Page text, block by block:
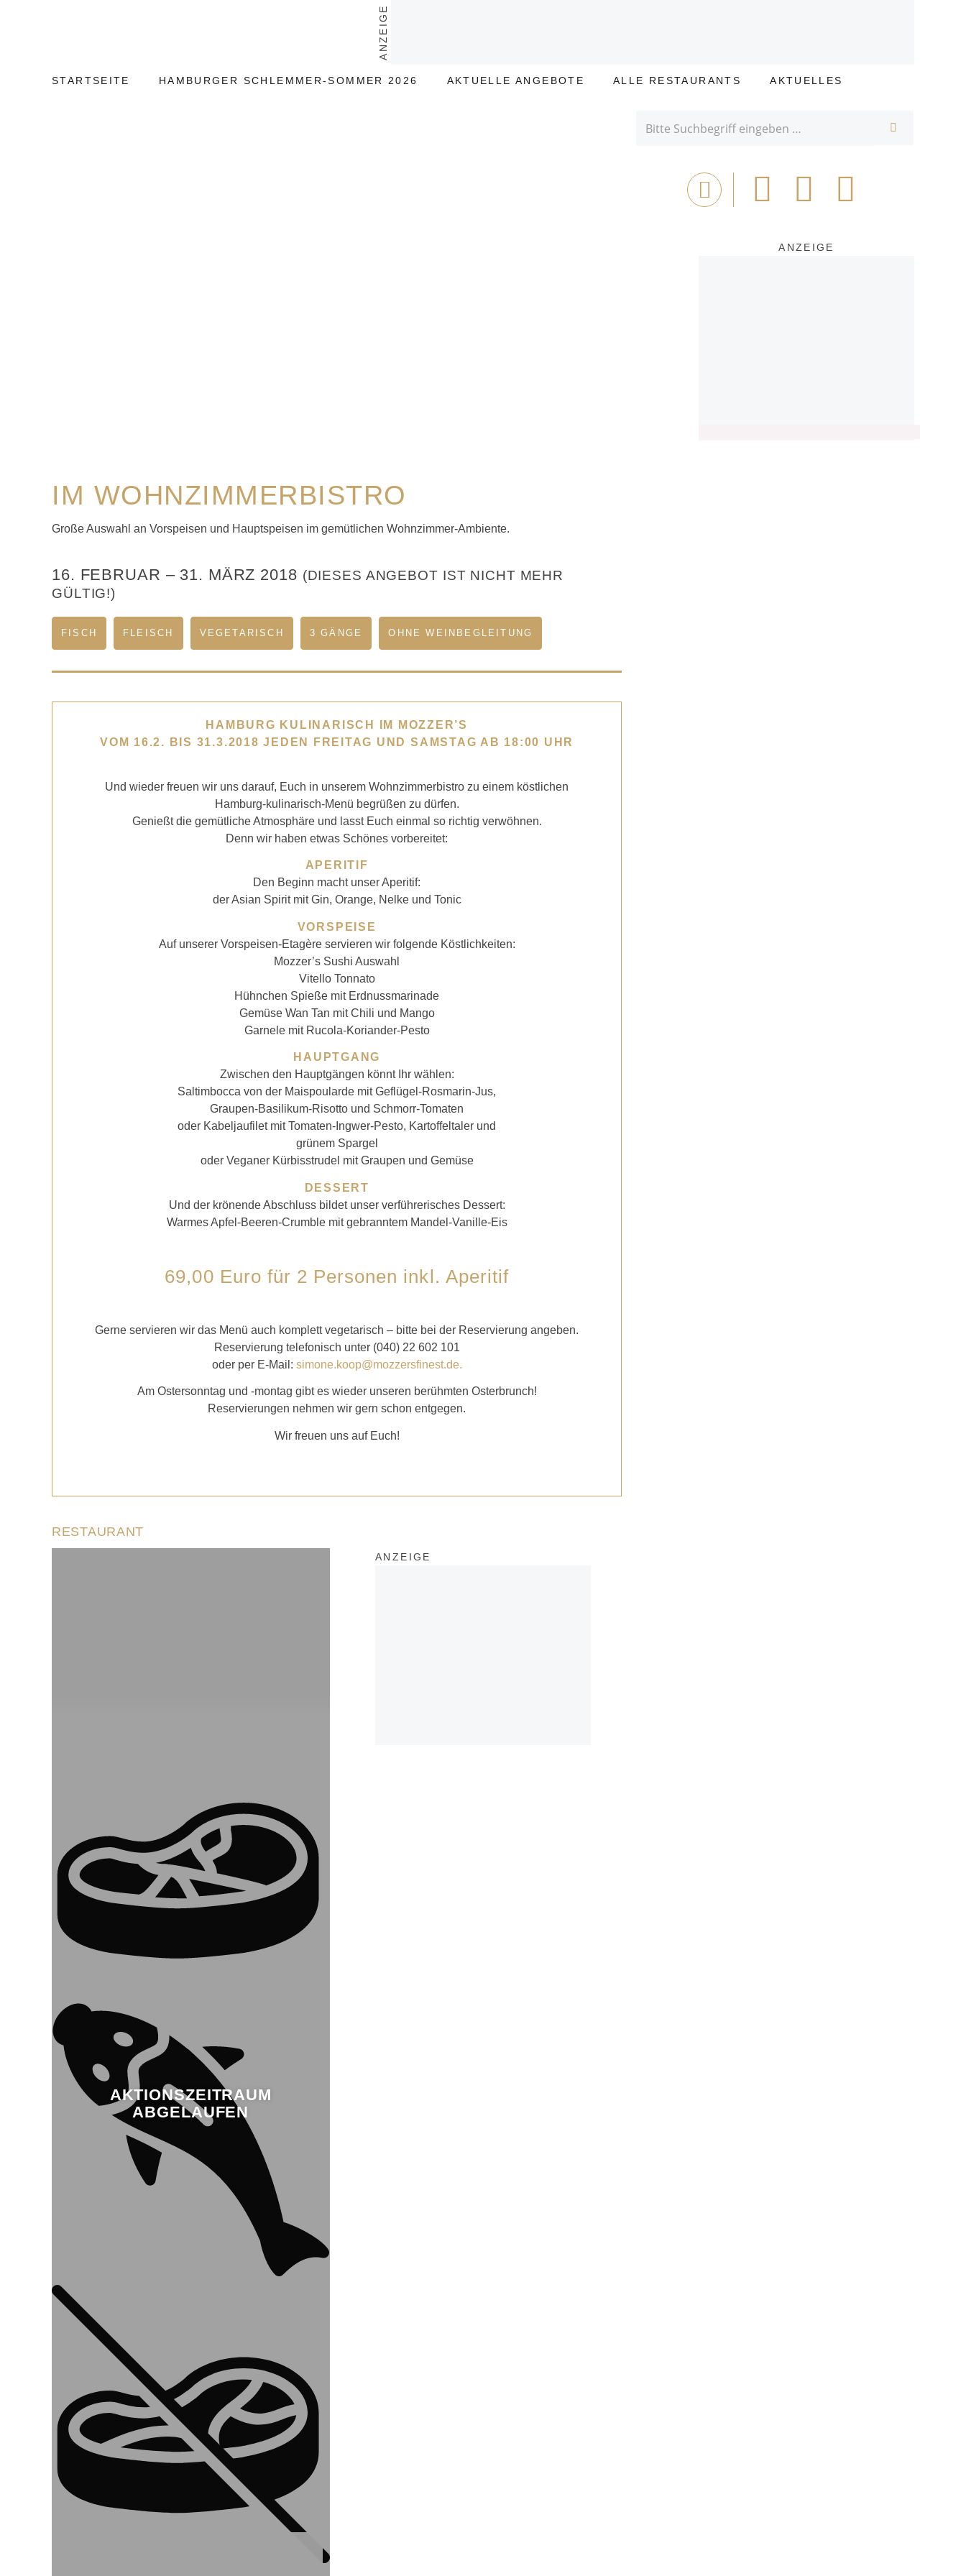
ANZEIGE
STARTSEITE HAMBURGER SCHLEMMER-SOMMER 2026 AKTUELLE ANGEBOTE ALLE RESTAURANTS AKTUELLES
IM WOHNZIMMERBISTRO
Große Auswahl an Vorspeisen und Hauptspeisen im gemütlichen Wohnzimmer-Ambiente.
16. FEBRUAR – 31. MÄRZ 2018 (DIESES ANGEBOT IST NICHT MEHR
GÜLTIG!)
FISCH FLEISCH VEGETARISCH 3 GÄNGE OHNE WEINBEGLEITUNG
HAMBURG KULINARISCH IM MOZZER’S
VOM 16.2. BIS 31.3.2018 JEDEN FREITAG UND SAMSTAG AB 18:00 UHR
Und wieder freuen wir uns darauf, Euch in unserem Wohnzimmerbistro zu einem köstlichen
Hamburg-kulinarisch-Menü begrüßen zu dürfen.
Genießt die gemütliche Atmosphäre und lasst Euch einmal so richtig verwöhnen.
Denn wir haben etwas Schönes vorbereitet:
APERITIF
Den Beginn macht unser Aperitif:
der Asian Spirit mit Gin, Orange, Nelke und Tonic
VORSPEISE
Auf unserer Vorspeisen-Etagère servieren wir folgende Köstlichkeiten:
Mozzer’s Sushi Auswahl
Vitello Tonnato
Hühnchen Spieße mit Erdnussmarinade
Gemüse Wan Tan mit Chili und Mango
Garnele mit Rucola-Koriander-Pesto
HAUPTGANG
Zwischen den Hauptgängen könnt Ihr wählen:
Saltimbocca von der Maispoularde mit Geflügel-Rosmarin-Jus,
Graupen-Basilikum-Risotto und Schmorr-Tomaten
oder Kabeljaufilet mit Tomaten-Ingwer-Pesto, Kartoffeltaler und
grünem Spargel
oder Veganer Kürbisstrudel mit Graupen und Gemüse
DESSERT
Und der krönende Abschluss bildet unser verführerisches Dessert:
Warmes Apfel-Beeren-Crumble mit gebranntem Mandel-Vanille-Eis
69,00 Euro für 2 Personen inkl. Aperitif
Gerne servieren wir das Menü auch komplett vegetarisch – bitte bei der Reservierung angeben.
Reservierung telefonisch unter (040) 22 602 101
oder per E-Mail: simone.koop@mozzersfinest.de.
Am Ostersonntag und -montag gibt es wieder unseren berühmten Osterbrunch!
Reservierungen nehmen wir gern schon entgegen.
Wir freuen uns auf Euch!
RESTAURANT
AKTIONSZEITRAUM
ABGELAUFEN
ANZEIGE
Drucken
Bei
Facebook
teilen
Tweet
ANZEIGE